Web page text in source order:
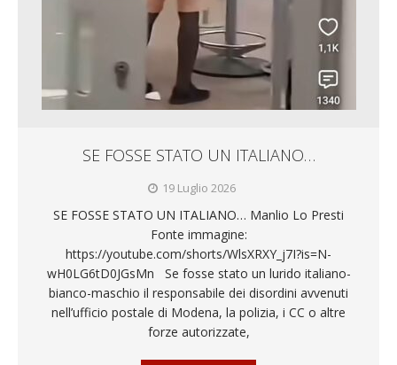
SE FOSSE STATO UN ITALIANO…
19 Luglio 2026
SE FOSSE STATO UN ITALIANO… Manlio Lo Presti
Fonte immagine:
https://youtube.com/shorts/WlsXRXY_j7I?is=N-
wH0LG6tD0JGsMn Se fosse stato un lurido italiano-
bianco-maschio il responsabile dei disordini avvenuti
nell’ufficio postale di Modena, la polizia, i CC o altre
forze autorizzate,